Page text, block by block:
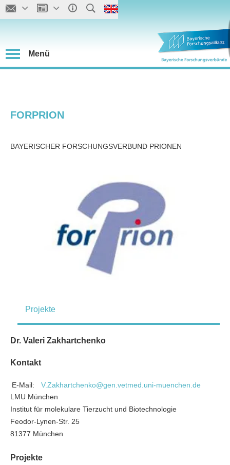
Menü
FORPRION
BAYERISCHER FORSCHUNGSVERBUND PRIONEN
Projekte
Dr. Valeri Zakhartchenko
Kontakt
E-Mail:
V.Zakhartchenko@gen.vetmed.uni-muenchen.de
LMU München
Institut für molekulare Tierzucht und Biotechnologie
Feodor-Lynen-Str. 25
81377 München
Projekte